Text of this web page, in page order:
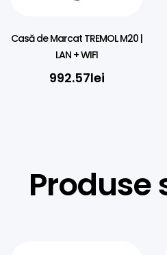
Casă de Marcat TREMOL M20 |
LAN + WIFI
992.57lei
Produse